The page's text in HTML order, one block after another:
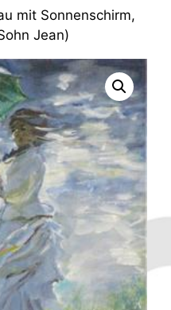
mit Sonnenschirm,
Jean)